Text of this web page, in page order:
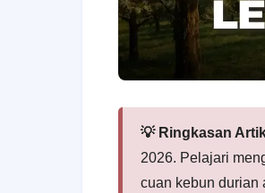
💡 Ringkasan
2026. Pelajari
cuan kebun durian